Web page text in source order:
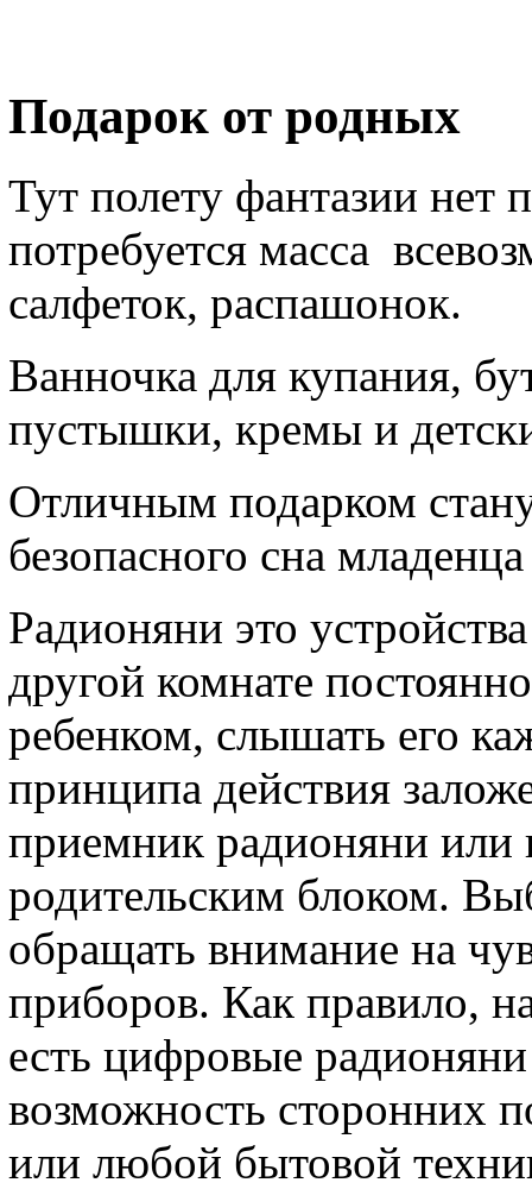
Подарок от родных
Тут полету фантазии
потребуется масса
салфеток, распашонок.
Ванночка для купания,
пустышки, кремы и
Отличным подарком
безопасного сна
Радионяни это
другой комнате
ребенком, слышать его
принципа действия
приемник радионяни или
родительским блоком.
обращать внимание на
приборов. Как правило,
есть цифровые
возможность сторонних
или любой бытовой